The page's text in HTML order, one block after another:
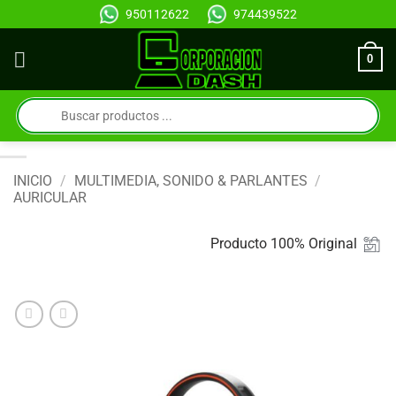
al
contenido
950112622 974439522
0
Búsqueda
de
productos
INICIO / MULTIMEDIA, SONIDO & PARLANTES /
AURICULAR
Producto 100% Original